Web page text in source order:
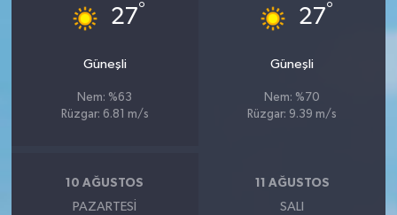
27°
Güneşli
Nem: %63
Rüzgar: 6.81 m/s
27°
Güneşli
Nem: %70
Rüzgar: 9.39 m/s
10 AĞUSTOS
PAZARTESI
11 AĞUSTOS
SALI